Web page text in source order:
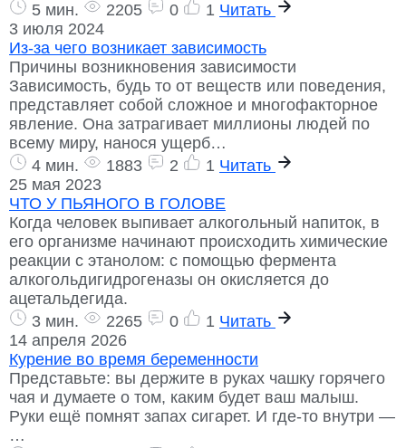
5 мин.
2205 0 1 Читать
3 июля 2024
Из-за чего возникает зависимость
Причины возникновения зависимости
Зависимость, будь то от веществ или поведения,
представляет собой сложное и многофакторное
явление. Она затрагивает миллионы людей по
всему миру, нанося ущерб…
4 мин.
1883 2 1 Читать
25 мая 2023
ЧТО У ПЬЯНОГО В ГОЛОВЕ
Когда человек выпивает алкогольный напиток, в
его организме начинают происходить химические
реакции с этанолом: с помощью фермента
алкогольдигидрогеназы он окисляется до
ацетальдегида.
3 мин.
2265 0 1 Читать
14 апреля 2026
Курение во время беременности
Представьте: вы держите в руках чашку горячего
чая и думаете о том, каким будет ваш малыш.
Руки ещё помнят запах сигарет. И где-то внутри —
…